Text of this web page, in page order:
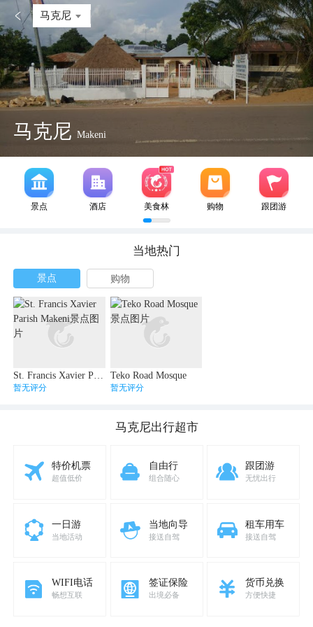
 马克尼
马克尼Makeni
景点 酒店 美食林 购物 跟团游
当地热门
景点 购物
暂无评分
Teko Road Mosque
暂无评分
马克尼出行超市
特价机票
超值低价
自由行
组合随心
跟团游
无忧出行
一日游
当地活动
当地向导
接送自驾
租车用车
接送自驾
WIFI电话
畅想互联
签证保险
出境必备
货币兑换
方便快捷